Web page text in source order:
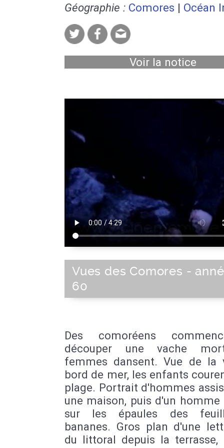
Géographie : Comores | Océan
Voir la notice
Vues des Comores -
60
Des comoréens
découper une vache
femmes dansent. Vue de la
bord de mer, les enfants
plage. Portrait d'hommes
une maison, puis d'un
sur les épaules des
bananes. Gros plan d'une
du littoral depuis la terrasse,